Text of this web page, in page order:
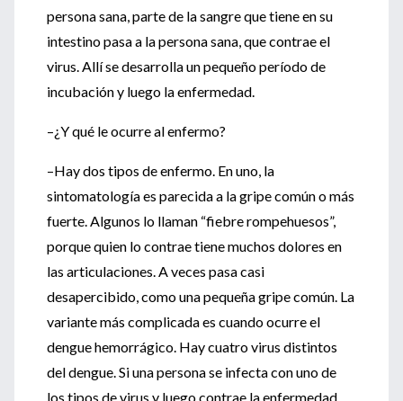
persona sana, parte de la sangre que tiene en su
intestino pasa a la persona sana, que contrae el
virus. Allí se desarrolla un pequeño período de
incubación y luego la enfermedad.
–¿Y qué le ocurre al enfermo?
–Hay dos tipos de enfermo. En uno, la
sintomatología es parecida a la gripe común o más
fuerte. Algunos lo llaman “fiebre rompehuesos”,
porque quien lo contrae tiene muchos dolores en
las articulaciones. A veces pasa casi
desapercibido, como una pequeña gripe común. La
variante más complicada es cuando ocurre el
dengue hemorrágico. Hay cuatro virus distintos
del dengue. Si una persona se infecta con uno de
los tipos de virus y luego contrae la enfermedad